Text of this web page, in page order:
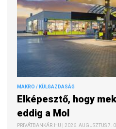
MAKRO / KÜLGAZDASÁG
Elképesztő, hogy
eddig a Mol
PRIVÁTBANKÁR.HU | 2026. AUGUSZTUS 7.